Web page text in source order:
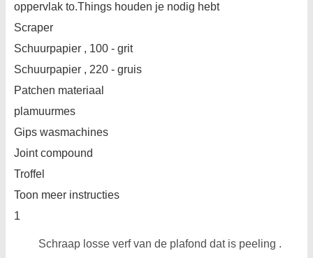
oppervlak to.Things houden je nodig hebt
Scraper
Schuurpapier , 100 - grit
Schuurpapier , 220 - gruis
Patchen materiaal
plamuurmes
Gips wasmachines
Joint compound
Troffel
Toon meer instructies
1
Schraap losse verf van de plafond dat is peeling .